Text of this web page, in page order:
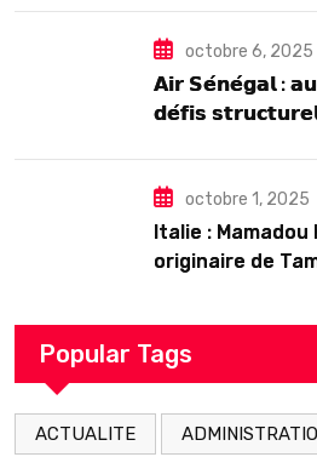
octobre 6, 2025
𝗔𝗶𝗿 𝗦𝗲́𝗻𝗲́𝗴𝗮𝗹 :
𝗱𝗲́𝗳𝗶𝘀
octobre 1, 2025
Italie : Mamadou
originaire de
arrestation
Popular Tags
ACTUALITE